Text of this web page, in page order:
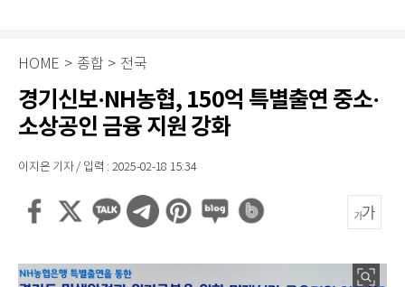
HOME > 종합 > 전국
경기신보·NH농협, 150억 특별출연 중소·
소상공인 금융 지원 강화
이지은 기자 / 입력 : 2025-02-18 15:34